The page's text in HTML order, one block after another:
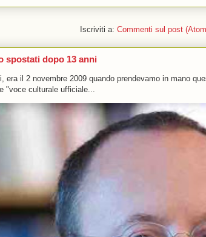
Iscriviti a: Commenti sul post
spostati dopo 13 anni
era il 2 novembre 2009 quando prendevamo in mano
"voce culturale ufficiale...